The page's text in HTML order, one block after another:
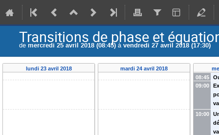
Transitions de phase et
de mercredi 25 avril 2018 (08:45) àvendredi 27 avril 2018 (17:30)
lundi 23 avril 2018 mardi 24 avril 2018
08:45
09:00
10:00